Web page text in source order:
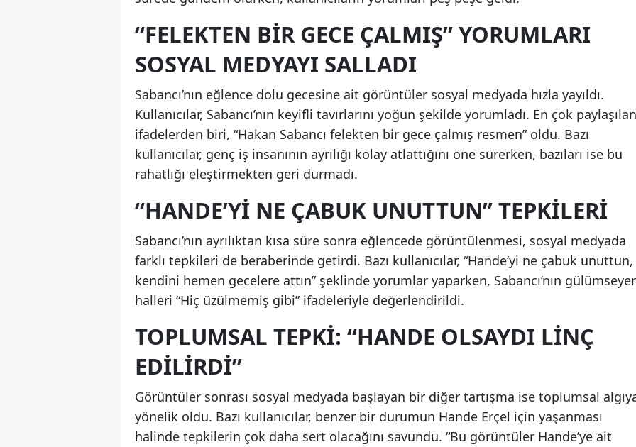
“FELEKTEN BIR GECE ÇALMIŞ” YORUMLARI
SOSYAL MEDYAYI SALLADI
Sabancı’nın eğlence dolu gecesine ait görüntüler sosyal medyada hızla yayıldı.
Kullanıcılar, Sabancı’nın keyifli tavırlarını yoğun şekilde yorumladı. En çok paylaşılan
ifadelerden biri, “Hakan Sabancı felekten bir gece çalmış resmen” oldu. Bazı
kullanıcılar, genç iş insanının ayrılığı kolay atlattığını öne sürerken, bazıları ise bu
rahatlığı eleştirmekten geri durmadı.
“HANDE’YI NE ÇABUK UNUTTUN” TEPKILERI
Sabancı’nın ayrılıktan kısa süre sonra eğlencede görüntülenmesi, sosyal medyada
farklı tepkileri de beraberinde getirdi. Bazı kullanıcılar, “Hande’yi ne çabuk unuttun,
kendini hemen gecelere attın” şeklinde yorumlar yaparken, Sabancı’nın
halleri “Hiç üzülmemiş gibi” ifadeleriyle değerlendirildi.
TOPLUMSAL TEPKI: “HANDE OLSAYDI LINÇ
EDILIRDI”
Görüntüler sonrası sosyal medyada başlayan bir diğer tartışma ise toplumsal
yönelik oldu. Bazı kullanıcılar, benzer bir durumun Hande Erçel için yaşanması
halinde tepkilerin çok daha sert olacağını savundu. “Bu görüntüler Hande’ye ait